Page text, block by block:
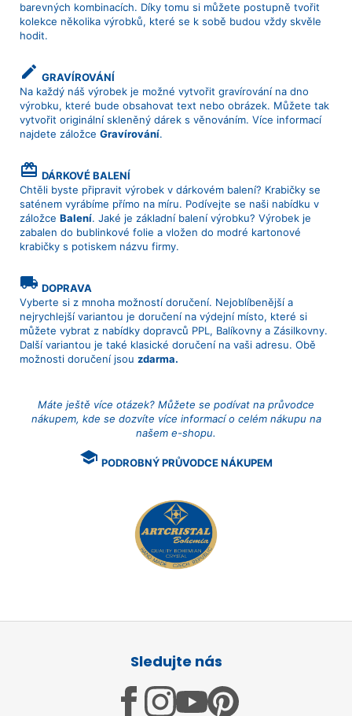
barevných kombinacích. Díky tomu si můžete postupně tvořit
kolekce několika výrobků, které se k sobě budou vždy skvěle
hodit.
create GRAVÍROVÁNÍ
Na každý náš výrobek je možné vytvořit gravírování na dno
výrobku, které bude obsahovat text nebo obrázek. Můžete tak
vytvořit originální skleněný dárek s věnováním. Více informací
najdete záložce Gravírování.
card_giftcard DÁRKOVÉ BALENÍ
Chtěli byste připravit výrobek v dárkovém balení? Krabičky se
saténem vyrábíme přímo na míru. Podívejte se naši nabídku v
záložce Balení. Jaké je základní balení výrobku? Výrobek je
zabalen do bublinkové folie a vložen do modré kartonové
krabičky s potiskem názvu firmy.
local_shipping DOPRAVA
Vyberte si z mnoha možností doručení. Nejoblíbenější a
nejrychlejší variantou je doručení na výdejní místo, které si
můžete vybrat z nabídky dopravců PPL, Balíkovny a Zásilkovny.
Další variantou je také klasické doručení na vaši adresu. Obě
možnosti doručení jsou zdarma.
Máte ještě více otázek? Můžete se podívat na průvodce
nákupem, kde se dozvíte více informací o celém nákupu na
našem e-shopu.
school PODROBNÝ PRŮVODCE NÁKUPEM
Sledujte nás